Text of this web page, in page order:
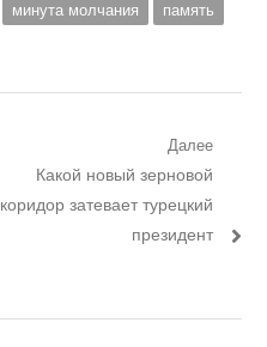
минута молчания
память
Далее
Следующий
пост:
Какой новый зерновой
коридор затевает турецкий
президент